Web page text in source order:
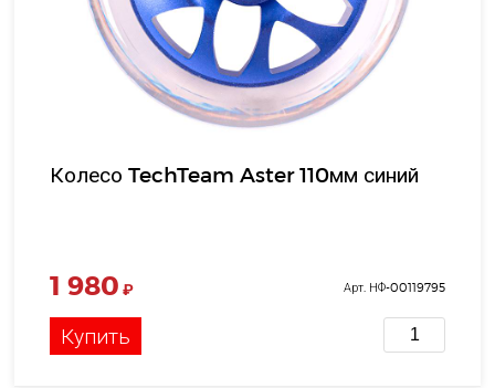
Колесо TechTeam Aster 110мм синий
1 980 ₽ Арт. НФ-00119795
Купить